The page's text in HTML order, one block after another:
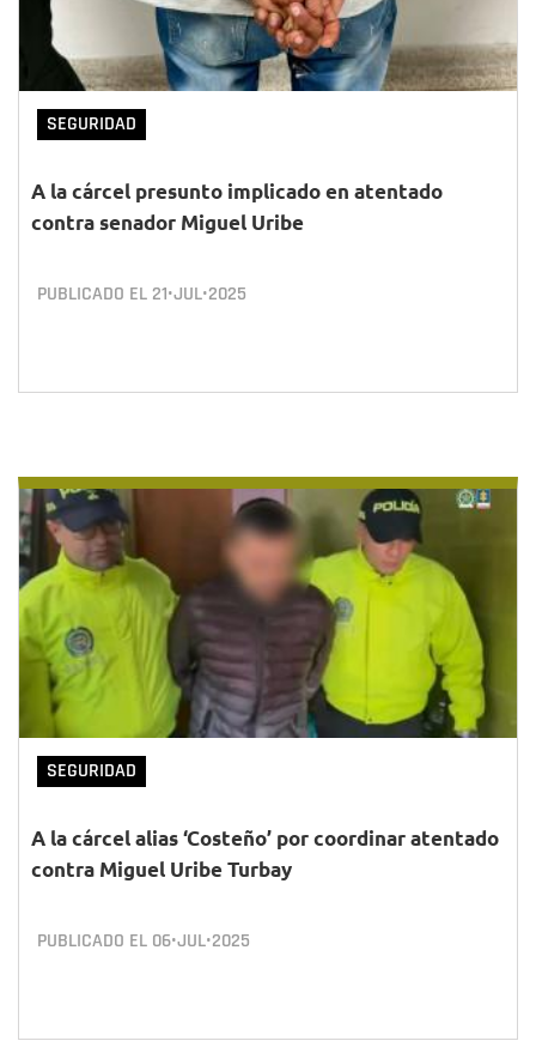
SEGURIDAD
A la cárcel presunto implicado en atentado
contra senador Miguel Uribe
PUBLICADO EL 21•JUL•2025
SEGURIDAD
A la cárcel alias ‘Costeño’ por coordinar atentado
contra Miguel Uribe Turbay
PUBLICADO EL 06•JUL•2025